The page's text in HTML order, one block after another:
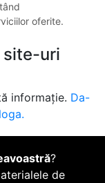
oferite.
site-uri
informație. Da-
?
de